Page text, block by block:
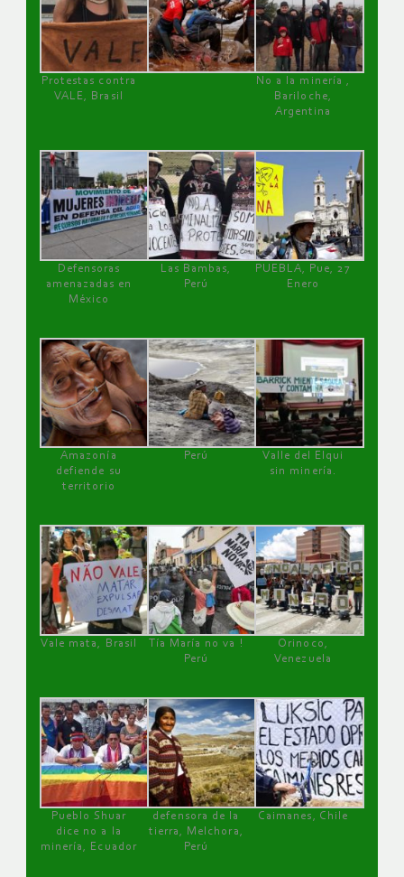
Protestas contra
VALE, Brasil
No a la minería ,
Bariloche,
Argentina
Defensoras
amenazadas en
México
Las Bambas,
Perú
PUEBLA, Pue, 27
Enero
Amazonía
defiende su
territorio
Perú
Valle del Elqui
sin minería.
Vale mata, Brasil
Tía María no va !
Perú
Orinoco,
Venezuela
Pueblo Shuar
dice no a la
minería, Ecuador
defensora de la
tierra, Melchora,
Perú
Caimanes, Chile